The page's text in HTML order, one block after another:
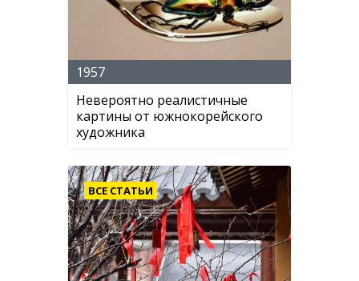
1957
Невероятно реалистичные
картины от южнокорейского
художника
ВСЕ СТАТЬИ